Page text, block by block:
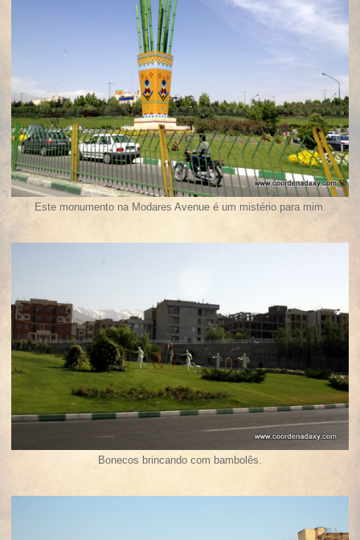
Este monumento na Modares Avenue é um mistério para mim.
Bonecos brincando com bambolês.